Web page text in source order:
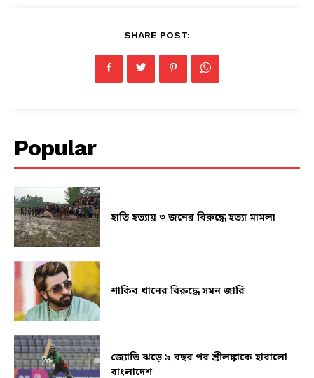
SHARE POST:
Popular
হাতি হত্যায় ৩ জনের বিরুদ্ধে হত্যা মামলা
শাকিব খানের বিরুদ্ধে সমন জারি
জ্যোতি ঝড়ে ৯ বছর পর শ্রীলঙ্কাকে হারালো
বাংলাদেশ